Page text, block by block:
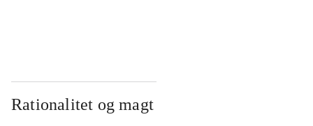
Rationalitet og magt